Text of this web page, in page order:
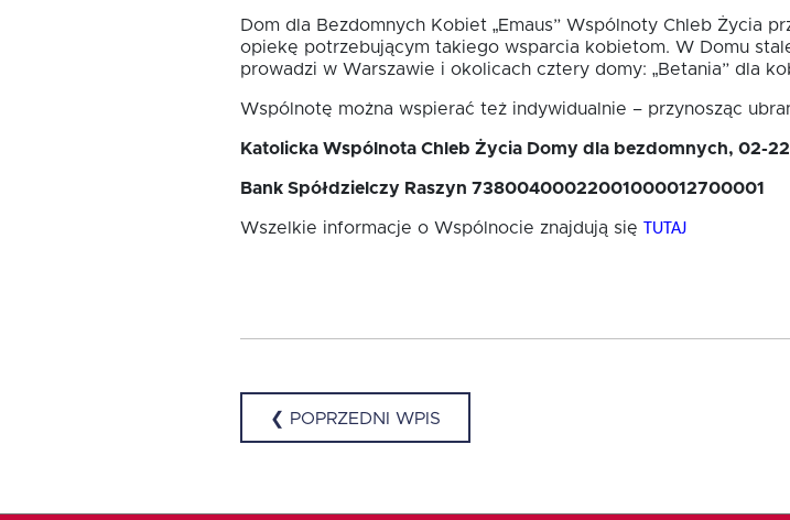
Rekrutujemy
Kontakt
Dom dla Bezdomnych Kobiet „Emaus” Wspólnoty Chleb Życia
opiekę potrzebującym takiego wsparcia kobietom. W Domu
prowadzi w Warszawie i okolicach cztery domy: „Betania” dla
Wspólnotę można wspierać też indywidualnie – przynosząc
Katolicka Wspólnota Chleb Życia Domy dla bezdomnych, 02-
Bank Spółdzielczy Raszyn 73800400022001000012700001
Wszelkie informacje o Wspólnocie znajdują się TUTAJ
❮ POPRZEDNI WPIS